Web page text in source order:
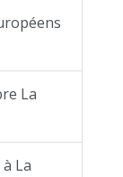
La
La